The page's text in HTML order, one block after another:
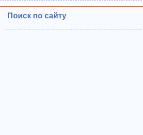
Поиск по сайту